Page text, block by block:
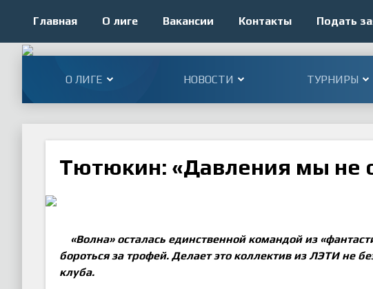
Главная О лиге Вакансии Контакты Подать
О ЛИГЕ НОВОСТИ ТУРНИРЫ
Тютюкин: «Давления мы не
«Волна» осталась единственной командой из
бороться за трофей. Делает это коллектив из ЛЭТИ не
клуба.